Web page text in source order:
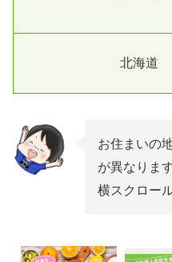
北海道
お住まいの
が異なります
横スクロー